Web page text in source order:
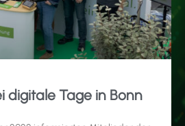
digitale Tage in Bonn